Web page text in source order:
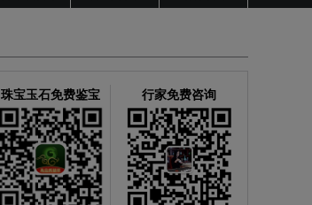
珠宝玉石免费鉴宝 行家免费咨询